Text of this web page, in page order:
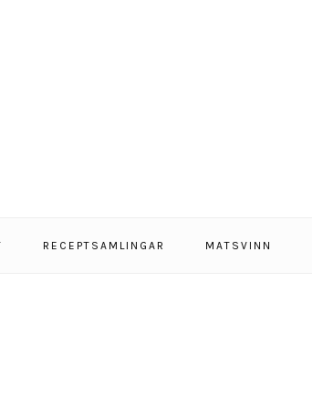
RECEPTSAMLINGAR MATSVINN